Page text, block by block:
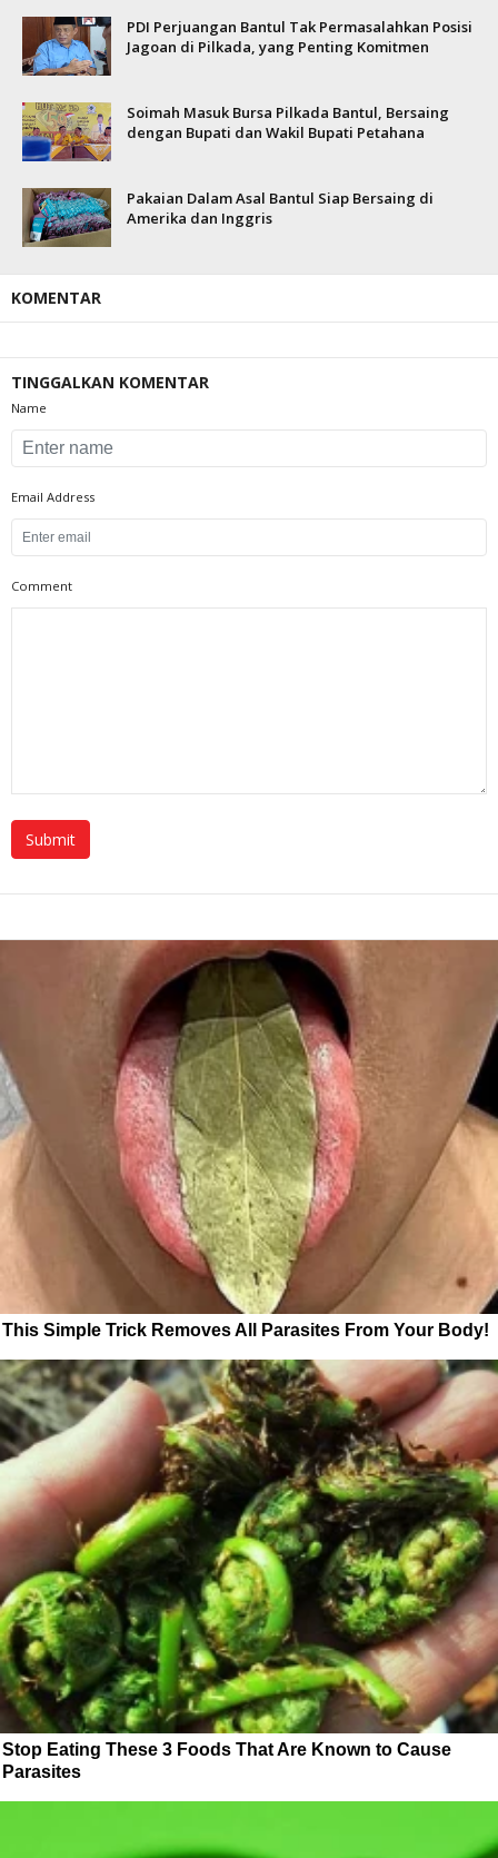
PDI Perjuangan Bantul Tak Permasalahkan Posisi
Jagoan di Pilkada, yang Penting Komitmen
Soimah Masuk Bursa Pilkada Bantul, Bersaing
dengan Bupati dan Wakil Bupati Petahana
Pakaian Dalam Asal Bantul Siap Bersaing di
Amerika dan Inggris
KOMENTAR
TINGGALKAN KOMENTAR
Name
Email Address
Comment
This Simple Trick Removes All Parasites From Your Body!
Stop Eating These 3 Foods That Are Known to Cause
Parasites